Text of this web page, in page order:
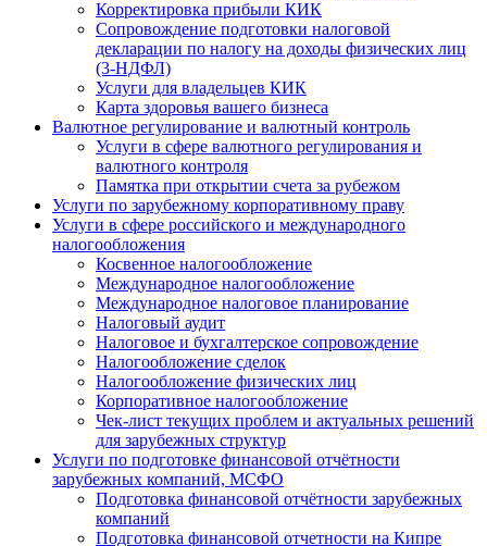
Корректировка прибыли КИК
Сопровождение подготовки налоговой
декларации по налогу на доходы физических лиц
(3-НДФЛ)
Услуги для владельцев КИК
Карта здоровья вашего бизнеса
Валютное регулирование и валютный контроль
Услуги в сфере валютного регулирования и
валютного контроля
Памятка при открытии счета за рубежом
Услуги по зарубежному корпоративному праву
Услуги в сфере российского и международного
налогообложения
Косвенное налогообложение
Международное налогообложение
Международное налоговое планирование
Налоговый аудит
Налоговое и бухгалтерское сопровождение
Налогообложение сделок
Налогообложение физических лиц
Корпоративное налогообложение
Чек-лист текущих проблем и актуальных решений
для зарубежных структур
Услуги по подготовке финансовой отчётности
зарубежных компаний, МСФО
Подготовка финансовой отчётности зарубежных
компаний
Подготовка финансовой отчетности на Кипре